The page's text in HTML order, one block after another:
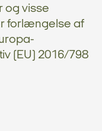
og visse
forlængelse af
(EU) 2016/798